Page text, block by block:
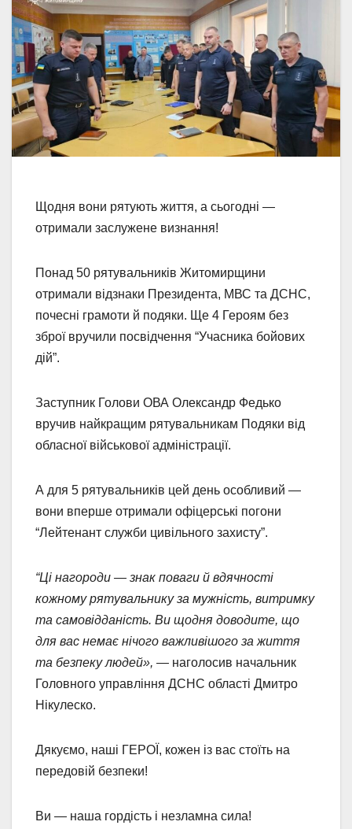
Щодня вони рятують життя, а сьогодні —
отримали заслужене визнання!
Понад 50 рятувальників Житомирщини
отримали відзнаки Президента, МВС та ДСНС,
почесні грамоти й подяки. Ще 4 Героям без
зброї вручили посвідчення “Учасника бойових
дій”.
Заступник Голови ОВА Олександр Федько
вручив найкращим рятувальникам Подяки від
обласної військової адміністрації.
А для 5 рятувальників цей день особливий —
вони вперше отримали офіцерські погони
“Лейтенант служби цивільного захисту”.
“Ці нагороди — знак поваги й вдячності
кожному рятувальнику за мужність, витримку
та самовідданість. Ви щодня доводите, що
для вас немає нічого важливішого за життя
та безпеку людей», — наголосив начальник
Головного управління ДСНС області Дмитро
Нікулеско.
Дякуємо, наші ГЕРОЇ, кожен із вас стоїть на
передовій безпеки!
Ви — наша гордість і незламна сила!